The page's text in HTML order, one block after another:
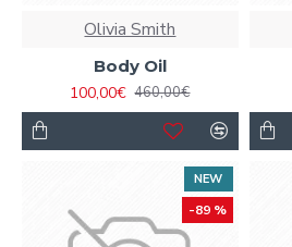
Olivia Smith
Body Oil
100,00€ 460,00€
NEW
-89 %